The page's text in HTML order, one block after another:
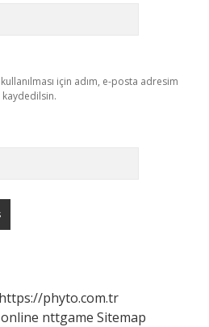
için adım, e-posta adresim
kaydedilsin.
https://phyto.com.tr
nttgame Sitemap